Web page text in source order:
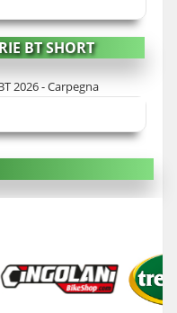
BT SHORT
2026 - Carpegna